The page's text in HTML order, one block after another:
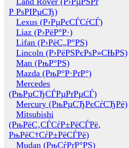
Р РѕРІРµСЂ)
Lexus (Р›РµРєСЃСѓСЃ)
Liaz (Р›РёР°Р·)
Lifan (Р›РёС„Р°РЅ)
Lincoln (Р›РёРЅРєРѕР»СЊРЅ)
Man (РњР°РЅ)
Mazda (РњР°Р·РґР°)
Mercedes
(РњРµСЂСЃРµРґРµСЃ)
Mercury (РњРµСЂРєСѓСЂРё)
Mitsubishi
(РњРёС‚СЃСѓР±РёСЃРё,
РњРёС†СѓР±РёСЃРё)
Mudan (РњСѓРґР°РЅ)